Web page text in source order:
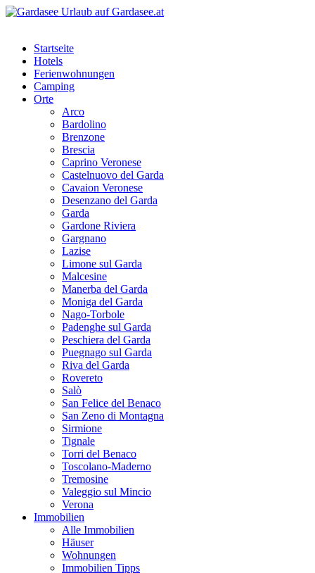
Startseite
Hotels
Ferienwohnungen
Camping
Orte
Arco
Bardolino
Brenzone
Brescia
Caprino Veronese
Castelnuovo del Garda
Cavaion Veronese
Desenzano del Garda
Garda
Gardone Riviera
Gargnano
Lazise
Limone sul Garda
Malcesine
Manerba del Garda
Moniga del Garda
Nago-Torbole
Padenghe sul Garda
Peschiera del Garda
Puegnago sul Garda
Riva del Garda
Rovereto
Salò
San Felice del Benaco
San Zeno di Montagna
Sirmione
Tignale
Torri del Benaco
Toscolano-Maderno
Tremosine
Valeggio sul Mincio
Verona
Immobilien
Alle Immobilien
Häuser
Wohnungen
Immobilien Tipps